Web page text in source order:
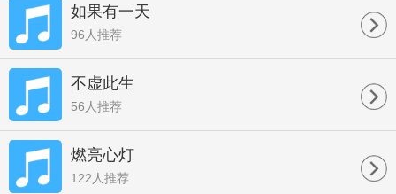
如果有一天
96人推荐
不虚此生
56人推荐
燃亮心灯
122人推荐